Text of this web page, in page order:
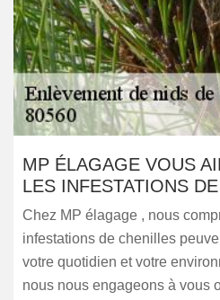
MP ÉLAGAGE VOUS
LES INFESTATIONS
Chez MP élagage , nous
infestations de chenilles
votre quotidien et votre
nous nous engageons à vous